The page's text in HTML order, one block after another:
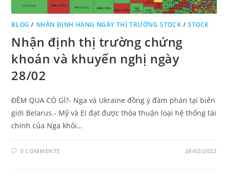
BLOG / NHẬN ĐỊNH HÀNG NGÀY THÌ TRƯỜNG STOCK /STOCK
Nhận định thị trường chứng
khoán và khuyến nghị ngày
28/02
ĐÊM QUA CÓ GÌ?- Nga và Ukraine đồng ý đàm phán tại biên
giới Belarus.- Mỹ và EI đạt được thỏa thuận loại hệ thống tài
chính của Nga khỏi…
0 COMMENTS 28/02/2022